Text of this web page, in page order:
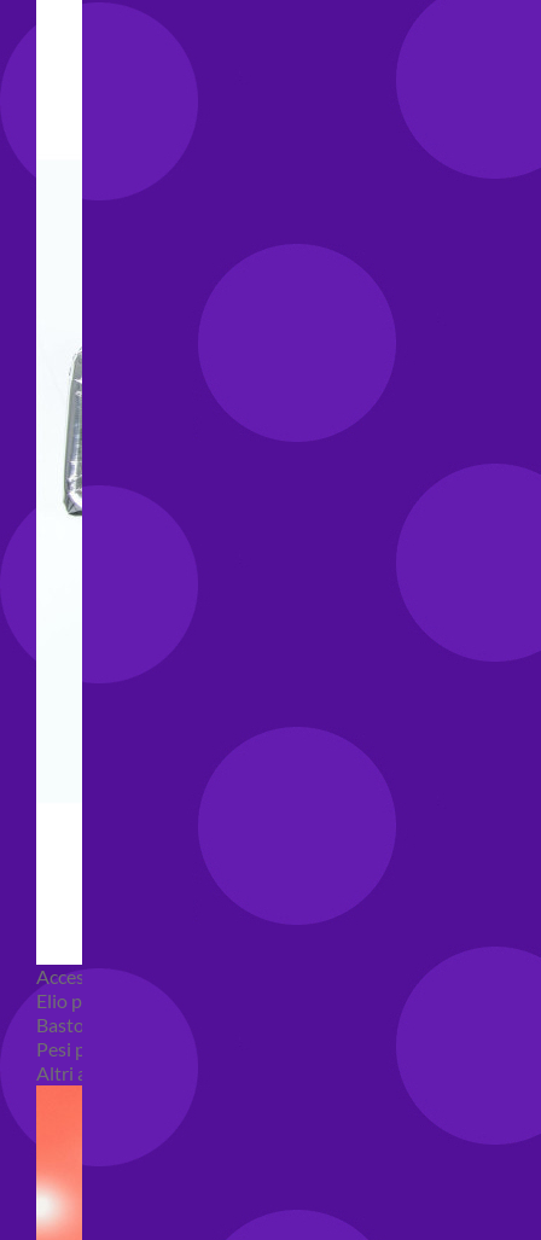
Accessori e Attrezzatura palloncini
Elio per palloncini
Bastoncini per palloncini
Pesi per palloncini
Altri accessori palloncini